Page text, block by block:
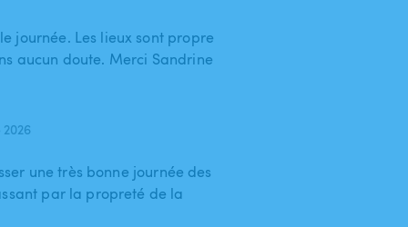
journée. Les lieux sont propre
aucun doute. Merci Sandrine
une très bonne journée des
par la propreté de la